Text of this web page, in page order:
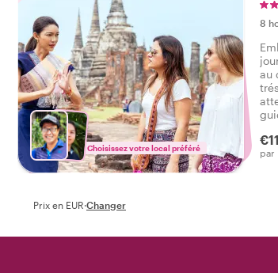
Choisissez votre local préféré
8
au
par
Prix en EUR·Changer